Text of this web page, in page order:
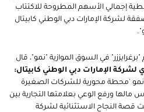
إجمالي الأسهم المطروحة للاكتتاب
أول صفقة لشركة الإمارات دبي الوطني كابيتال
في السوق الموازية "نمو"، قال
الإمارات دبي الوطني كابيتال:
' نمو 'محطة محورية للشركات الصغيرة
ورفع الوعي بعلامتها التجارية بين
قصة النجاح الاستثنائية لشركة